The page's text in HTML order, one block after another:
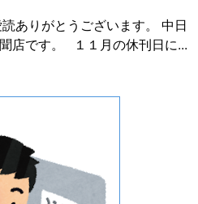
ありがとうございます。 中日
店です。 １１月の休刊日に...